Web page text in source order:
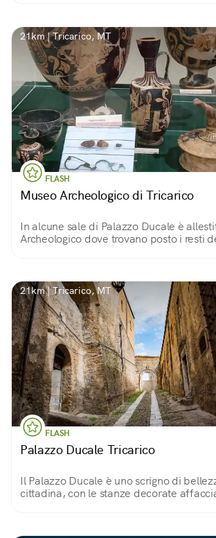
21km | Tricarico, MT
FLASH
Museo Archeologico di Tricarico
In alcune sale di Palazzo Ducale è
Archeologico dove trovano posto i resti
21km | Tricarico, MT
FLASH
Palazzo Ducale Tricarico
Il Palazzo Ducale è uno scrigno di
cittadina, con le stanze decorate